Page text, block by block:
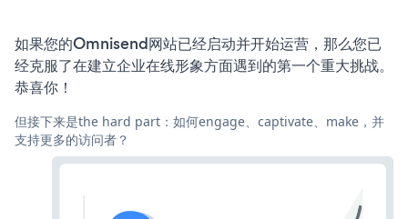
如果您的Omnisend网站已经启动并开始运营，那么您已
经克服了在建立企业在线形象方面遇到的第一个重大挑战。
恭喜你！
但接下来是the hard part：如何engage、captivate、make，并
支持更多的访问者？